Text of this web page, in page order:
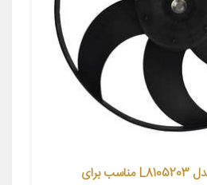
پروانه فن رادیاتور کولر مدل L8105203 مناسب برای